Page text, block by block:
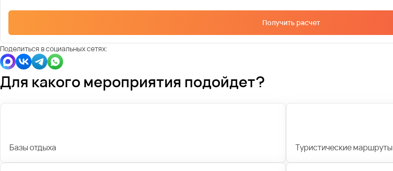
Получить расчет
Поделиться в социальных сетях:
Для какого мероприятия подойдет?
Базы отдыха Туристические маршруты